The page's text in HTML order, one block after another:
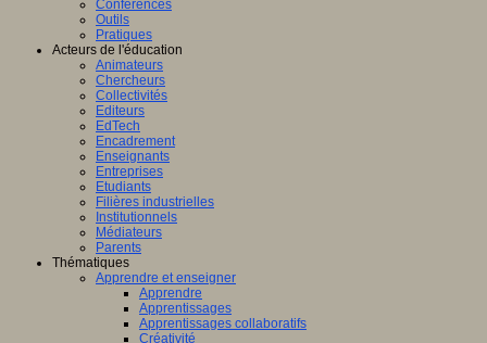
Conférences
Outils
Pratiques
Acteurs de l'éducation
Animateurs
Chercheurs
Collectivités
Editeurs
EdTech
Encadrement
Enseignants
Entreprises
Etudiants
Filières industrielles
Institutionnels
Médiateurs
Parents
Thématiques
Apprendre et enseigner
Apprendre
Apprentissages
Apprentissages collaboratifs
Créativité